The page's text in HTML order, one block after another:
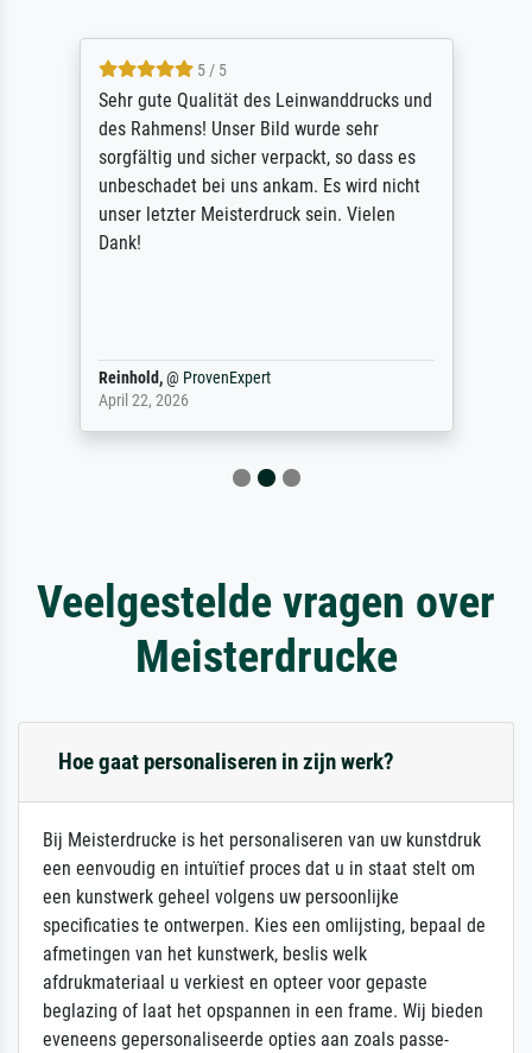
5 / 5
Sehr gute Qualität des Leinwanddrucks und
des Rahmens! Unser Bild wurde sehr
sorgfältig und sicher verpackt, so dass es
unbeschadet bei uns ankam. Es wird nicht
unser letzter Meisterdruck sein. Vielen
Dank!
Reinhold,@ ProvenExpert
April 22, 2026
Veelgestelde vragen over
Meisterdrucke
Hoe gaat personaliseren in zijn werk?
Bij Meisterdrucke is het personaliseren van uw kunstdruk
een eenvoudig en intuïtief proces dat u in staat stelt om
een kunstwerk geheel volgens uw persoonlijke
specificaties te ontwerpen. Kies een omlijsting, bepaal de
afmetingen van het kunstwerk, beslis welk
afdrukmateriaal u verkiest en opteer voor gepaste
beglazing of laat het opspannen in een frame. Wij bieden
eveneens gepersonaliseerde opties aan zoals passe-